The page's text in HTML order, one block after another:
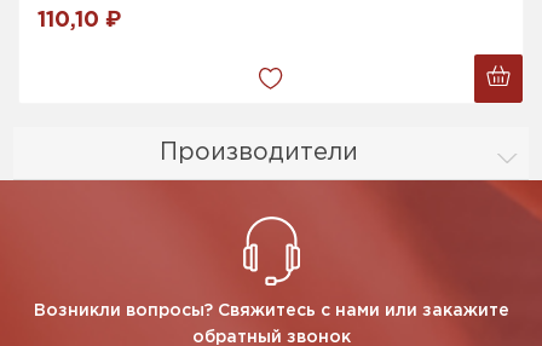
Производители
110,10 ₽
Возникли вопросы? Свяжитесь с нами или закажите
обратный звонок